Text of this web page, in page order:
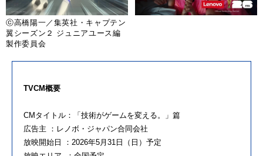
ⓒ高橋陽一／集英社・キャプテン
翼シーズン２ ジュニアユース編
製作委員会
TVCM概要
CMタイトル：「技術がゲームを変える。」篇
広告主 ：レノボ・ジャパン合同会社
放映開始日 ：2026年5月31日（日）予定